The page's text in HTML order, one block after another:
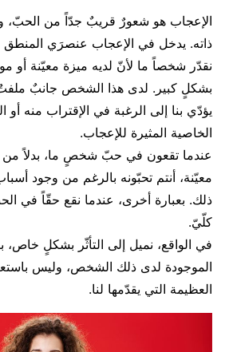
الإعجاب هو شعورٌ قريبٌ جدّاً من الحبّ،
ذاته. يدخل في الإعجاب عنصرَي المنطق
نقدّر شخصاً ما لأنّ لديه ميزة معيّنة أو
بشكلٍ كبير. لدى هذا الشخص جانبٌ
يؤدّي بنا إلى الرغبة في الإقتراب منه
الخاصية المثيرة للإعجاب.
عندما تقعون في حبّ شخصٍ ما، بدلاً من
معيّنة، أنتم تحبّونه بالرغم من وجود
ذلك. بعبارة أخرى، عندما نقع حقّاً في
كلّيّ.
في الواقع، نميل إلى التأثّر بشكلٍ
الموجودة لدى ذلك الشخص، وليس
العظيمة التي يقدّمها لنا.